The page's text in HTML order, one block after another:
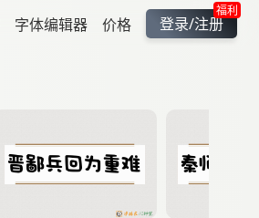
字体编辑器 价格
福利
登录/注册